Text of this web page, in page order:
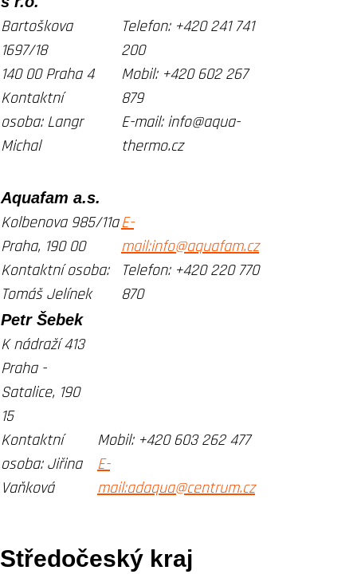
Bartoškova
1697/18
140 00 Praha 4
Kontaktní
osoba:Langr
Michal
Telefon:+420 241 741
200
Mobil:+420 602 267
879
E-mail: info@aqua-
thermo.cz
Aquafam a.s.
Kolbenova 985/11a
Praha, 190 00
Kontaktní osoba:
Tomáš Jelínek
E-
mail:info@aquafam.cz
Telefon: +420 220 770
870
Petr Šebek
K nádraží 413
Praha -
Satalice, 190
15
Kontaktní
osoba: Jiřina
Vaňková
Mobil:+420 603 262 477
E-
mail:adaqua@centrum.cz
Středočeský kraj